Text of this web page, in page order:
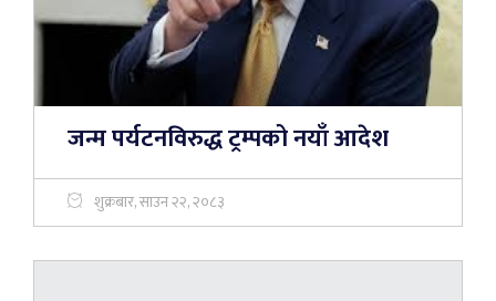
जन्म पर्यटनविरुद्ध ट्रम्पको नयाँ आदेश
शुक्रबार, साउन २२, २०८३